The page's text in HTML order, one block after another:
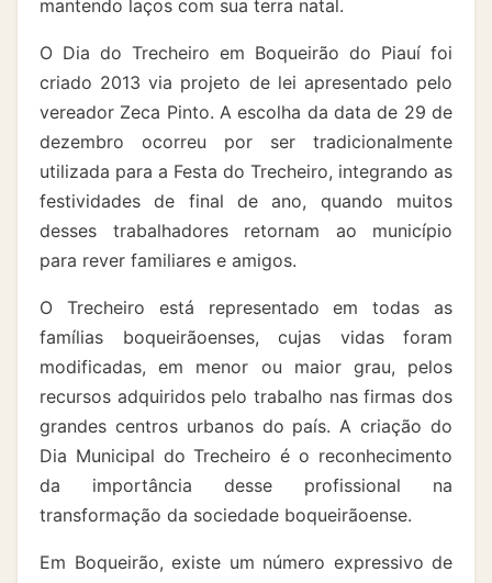
mantendo laços com sua terra natal.
O Dia do Trecheiro em Boqueirão do Piauí foi
criado 2013 via projeto de lei apresentado pelo
vereador Zeca Pinto. A escolha da data de 29 de
dezembro ocorreu por ser tradicionalmente
utilizada para a Festa do Trecheiro, integrando as
festividades de final de ano, quando muitos
desses trabalhadores retornam ao município
para rever familiares e amigos.
O Trecheiro está representado em todas as
famílias boqueirãoenses, cujas vidas foram
modificadas, em menor ou maior grau, pelos
recursos adquiridos pelo trabalho nas firmas dos
grandes centros urbanos do país. A criação do
Dia Municipal do Trecheiro é o reconhecimento
da importância desse profissional na
transformação da sociedade boqueirãoense.
Em Boqueirão, existe um número expressivo de